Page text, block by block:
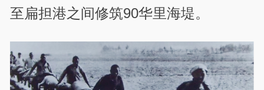
至扁担港之间修筑90华里海堤。